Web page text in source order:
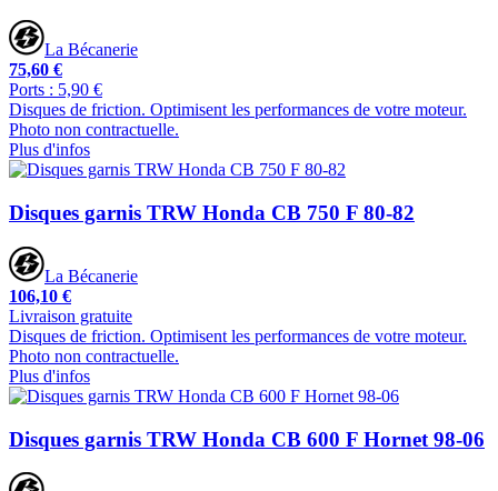
La Bécanerie
75,60 €
Ports : 5,90 €
Disques de friction. Optimisent les performances de votre moteur.
Photo non contractuelle.
Plus d'infos
Disques garnis TRW Honda CB 750 F 80-82
La Bécanerie
106,10 €
Livraison gratuite
Disques de friction. Optimisent les performances de votre moteur.
Photo non contractuelle.
Plus d'infos
Disques garnis TRW Honda CB 600 F Hornet 98-06